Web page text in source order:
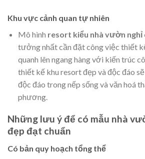
Khu vực cảnh quan tự nhiên
Mô hình resort kiểu nhà vườn
tưởng nhất cần đặt công việc thiết
quanh lên ngang hàng với kiến trúc
thiết kế khu resort đẹp và độc đáo
độc đáo trong nếp sống và văn hoá
phương.
Những lưu ý để có mẫu nhà
đẹp đạt chuẩn
Có bản quy hoạch tổng thể